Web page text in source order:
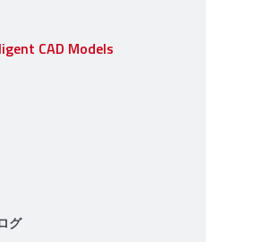
CAD Models
グ